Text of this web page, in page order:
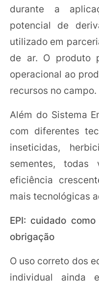
durante a
potencial de
utilizado em
de ar. O produto
operacional ao
recursos no campo.
Além do Sistema
com diferentes
inseticidas,
sementes, todas
eficiência
mais tecnológicas
EPI: cuidado
obrigação
O uso correto dos
individual ainda